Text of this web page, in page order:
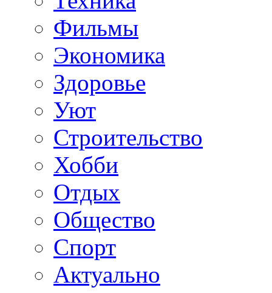
Фильмы
Экономика
Здоровье
Уют
Строительство
Хобби
Отдых
Общество
Спорт
Актуально